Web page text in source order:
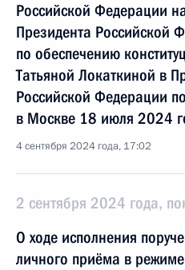
Российской Федерации
Президента Российской
по обеспечению
Татьяной Локаткиной в
Российской Федерации
в Москве 18 июля 2024
4 сентября 2024 года, 17:02
2 сентября 2024 года,
О ходе исполнения
личного приёма в